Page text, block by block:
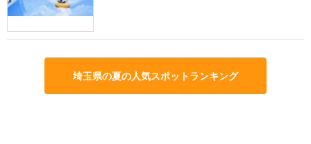
埼玉県の夏の人気スポットランキング